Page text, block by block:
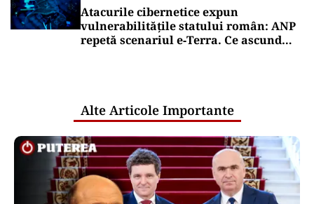
Atacurile cibernetice expun
vulnerabilitățile statului român: ANP
repetă scenariul e‑Terra. Ce ascund
Alte Articole Importante